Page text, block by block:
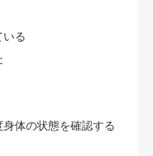
いる
体の状態を確認する